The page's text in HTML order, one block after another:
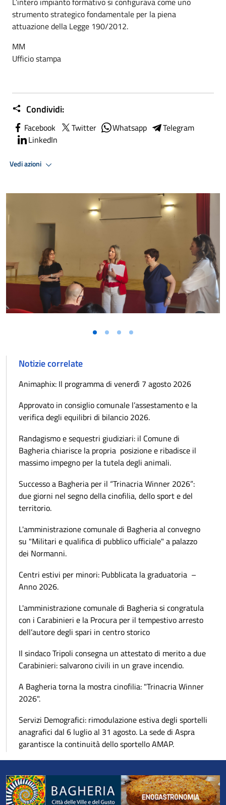
strumento strategico fondamentale per la piena
attuazione della Legge 190/2012.
MM
Ufficio stampa
Condividi:
Facebook Twitter Whatsapp
Telegram
LinkedIn
Vedi azioni
Vai alla slide 1
Vai alla slide 2
Vai alla slide 3
Vai alla slide 4
Notizie correlate
Animaphix: Il programma di venerdì 7 agosto 2026
Approvato in consiglio comunale l’assestamento e la
verifica degli equilibri di bilancio 2026.
Randagismo e sequestri giudiziari: il Comune di
Bagheria chiarisce la propria posizione e ribadisce il
massimo impegno per la tutela degli animali.
Successo a Bagheria per il “Trinacria Winner 2026”:
due giorni nel segno della cinofilia, dello sport e del
territorio.
L'amministrazione comunale di Bagheria al convegno
su "Militari e qualifica di pubblico ufficiale" a palazzo
dei Normanni.
Centri estivi per minori: Pubblicata la graduatoria –
Anno 2026.
L'amministrazione comunale di Bagheria si congratula
con i Carabinieri e la Procura per il tempestivo arresto
dell’autore degli spari in centro storico
Il sindaco Tripoli consegna un attestato di merito a due
Carabinieri: salvarono civili in un grave incendio.
A Bagheria torna la mostra cinofilia: "Trinacria Winner
2026".
Servizi Demografici: rimodulazione estiva degli sportelli
anagrafici dal 6 luglio al 31 agosto. La sede di Aspra
garantisce la continuità dello sportello AMAP.